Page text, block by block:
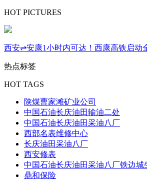
HOT PICTURES
西安⇌安康1小时内可达！西康高铁启动
热点标签
HOT TAGS
陕煤曹家滩矿业公司
中国石油长庆油田输油二处
中国石油长庆油田采油八厂
西部名表维修中心
长庆油田采油八厂
西安修表
中国石油长庆油田采油八厂铁边城
鼎和保险